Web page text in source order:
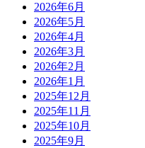
2026年6月
2026年5月
2026年4月
2026年3月
2026年2月
2026年1月
2025年12月
2025年11月
2025年10月
2025年9月